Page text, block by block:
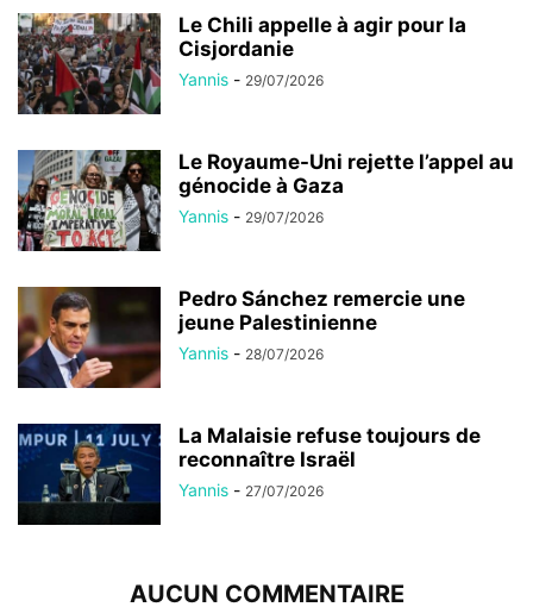
Le Chili appelle à agir pour la
Cisjordanie
Yannis - 29/07/2026
Le Royaume-Uni rejette l’appel au
génocide à Gaza
Yannis - 29/07/2026
Pedro Sánchez remercie une
jeune Palestinienne
Yannis - 28/07/2026
La Malaisie refuse toujours de
reconnaître Israël
Yannis - 27/07/2026
AUCUN COMMENTAIRE